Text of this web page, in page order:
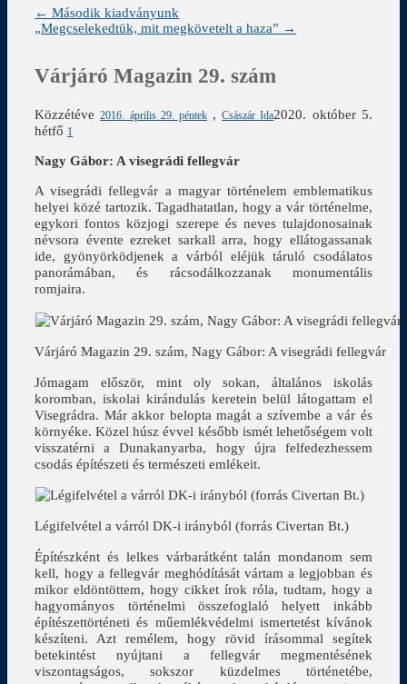
← Második kiadványunk
„Megcselekedtük, mit megkövetelt a haza” →
Várjáró Magazin 29. szám
Közzétéve2016. április 29. péntek ,Császár Ida2020. október 5.
hétfő 1
Nagy Gábor: A visegrádi fellegvár
A visegrádi fellegvár a magyar történelem emblematikus
helyei közé tartozik. Tagadhatatlan, hogy a vár történelme,
egykori fontos közjogi szerepe és neves tulajdonosainak
névsora évente ezreket sarkall arra, hogy ellátogassanak
ide, gyönyörködjenek a várból eléjük táruló csodálatos
panorámában, és rácsodálkozzanak monumentális
romjaira.
Várjáró Magazin 29. szám, Nagy Gábor: A visegrádi fellegvár
Jómagam először, mint oly sokan, általános iskolás
koromban, iskolai kirándulás keretein belül látogattam el
Visegrádra. Már akkor belopta magát a szívembe a vár és
környéke. Közel húsz évvel később ismét lehetőségem volt
visszatérni a Dunakanyarba, hogy újra felfedezhessem
csodás építészeti és természeti emlékeit.
Légifelvétel a várról DK-i irányból (forrás Civertan Bt.)
Építészként és lelkes várbarátként talán mondanom sem
kell, hogy a fellegvár meghódítását vártam a legjobban és
mikor eldöntöttem, hogy cikket írok róla, tudtam, hogy a
hagyományos történelmi összefoglaló helyett inkább
építészettörténeti és műemlékvédelmi ismertetést kívánok
készíteni. Azt remélem, hogy rövid írásommal segítek
betekintést nyújtani a fellegvár megmentésének
viszontagságos, sokszor küzdelmes történetébe,